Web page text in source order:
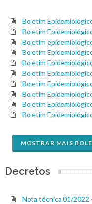
Boletim
Boletim
Boletim
Boletim
Boletim
Boletim
Boletim
Boletim
Boletim
Boletim
MOSTRAR MAIS
Decretos
Nota técnica 01/2022